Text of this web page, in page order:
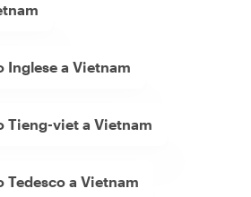
Inglese a Vietnam
Tieng-viet a Vietnam
Tedesco a Vietnam